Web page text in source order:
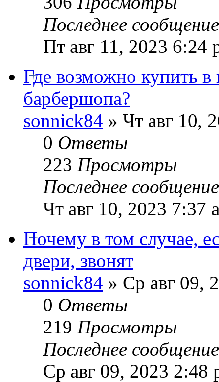
Последнее
Пт авг 11, 2023 6:24
Где возможно купить
барбершопа?
sonnick84 » Чт авг 10,
0 Ответы
223 Просмотры
Последнее
Чт авг 10, 2023 7:37
Почему в том случае,
двери, звонят
sonnick84 » Ср авг 09,
0 Ответы
219 Просмотры
Последнее
Ср авг 09, 2023 2:48